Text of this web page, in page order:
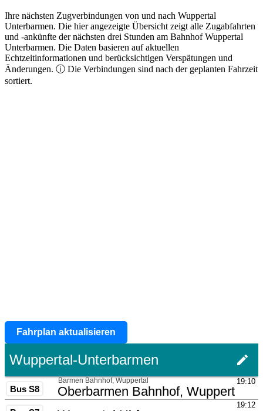
Ihre nächsten Zugverbindungen von und nach Wuppertal
Unterbarmen. Die hier angezeigte Übersicht zeigt alle Zugabfahrten
und -ankünfte der nächsten drei Stunden am Bahnhof Wuppertal
Unterbarmen. Die Daten basieren auf aktuellen
Echtzeitinformationen und berücksichtigen Verspätungen und
Änderungen. ⓘ Die Verbindungen sind nach der geplanten Fahrzeit
sortiert.
Fahrplan aktualisieren